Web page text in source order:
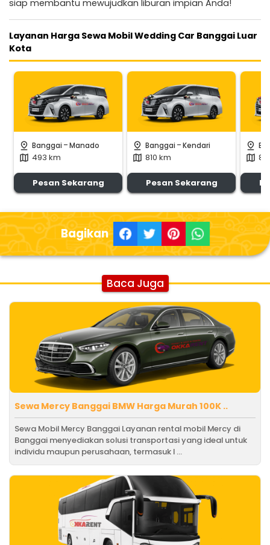
siap membantu mewujudkan liburan impian Anda!
Layanan Harga Sewa Mobil Wedding Car Banggai Luar
Kota
pin_drop Banggai -Manado
map 493 km
Pesan Sekarang
pin_drop Banggai -Kendari
map 810 km
Pesan Sekarang
pin_drop
map
Bagikan
Baca Juga
Sewa Mercy Banggai BMW Harga Murah 100K ..
Sewa Mobil Mercy Banggai Layanan rental mobil Mercy di
Banggai menyediakan solusi transportasi yang ideal untuk
individu maupun perusahaan, termasuk l ...